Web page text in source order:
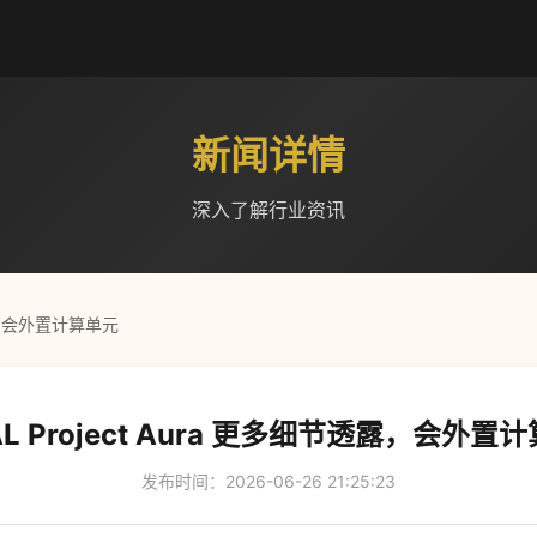
新闻详情
深入了解行业资讯
外置计算单元
Project Aura 更多细节透露，会外置计
发布时间：2026-06-26 21:25:23